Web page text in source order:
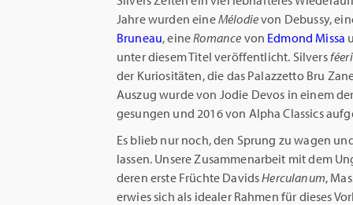
Jahre wurden eineMélodievon Debussy,
Bruneau, eineRomance von Edmond Missa
unter diesem Titel veröffentlicht. Silvers
der Kuriositäten, die das Palazzetto Bru
Auszug wurde von Jodie Devos in einem
gesungen und 2016 von Alpha Classics
Es blieb nur noch, den Sprung zu wagen
lassen. Unsere Zusammenarbeit mit dem
deren erste Früchte DavidsHerculanum,
erwies sich als idealer Rahmen für dieses